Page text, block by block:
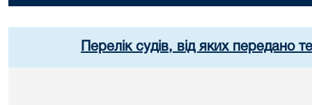
Перелік судів, від яких передано